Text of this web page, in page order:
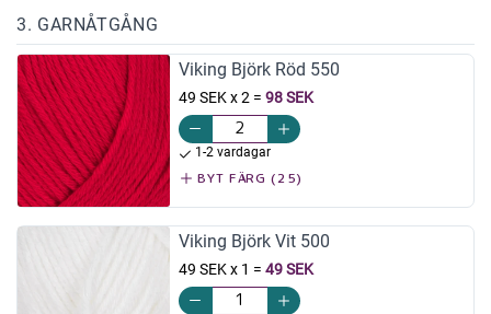
3. GARNÅTGÅNG
Viking Björk Röd 550
49 SEK x 2= 98 SEK
1-2 vardagar
BYT FÄRG (25)
Viking Björk Vit 500
49 SEK x 1 = 49 SEK